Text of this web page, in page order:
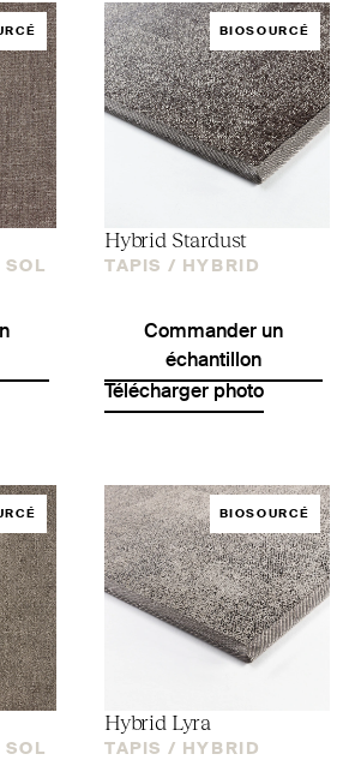
SOL
BIOSOURCÉ
Hybrid Stardust
TAPIS / HYBRID
Commander un
échantillon
Télécharger photo
SOL
BIOSOURCÉ
Hybrid Lyra
TAPIS / HYBRID